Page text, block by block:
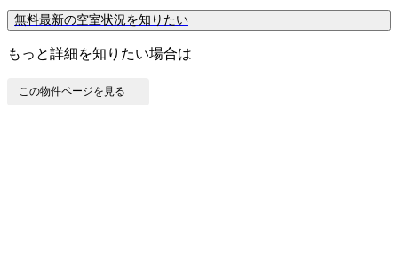
無料最新の空室状況を知りたい
もっと詳細を知りたい場合は
この物件ページを見る